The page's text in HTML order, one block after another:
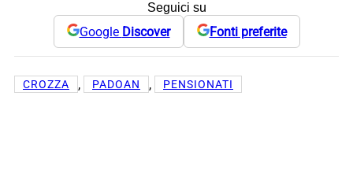
Seguici su
Google Discover Fonti preferite
CROZZA , PADOAN , PENSIONATI